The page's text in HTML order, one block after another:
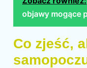
objawy mogące
Co zjeść,